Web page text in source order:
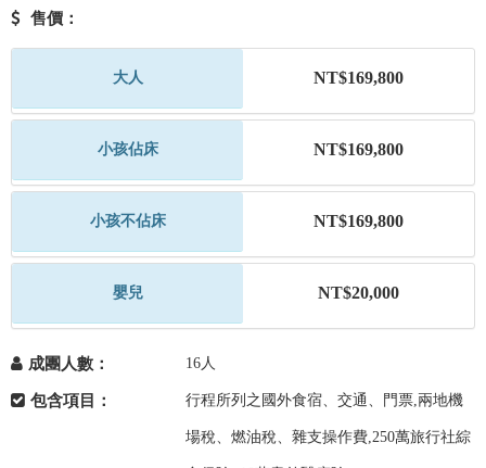
售價：
大人 NT$169,800
小孩佔床 NT$169,800
小孩不佔床 NT$169,800
嬰兒 NT$20,000
成團人數： 16人
包含項目： 行程所列之國外食宿、交通、門票,兩地機
場稅、燃油稅、雜支操作費,250萬旅行社綜